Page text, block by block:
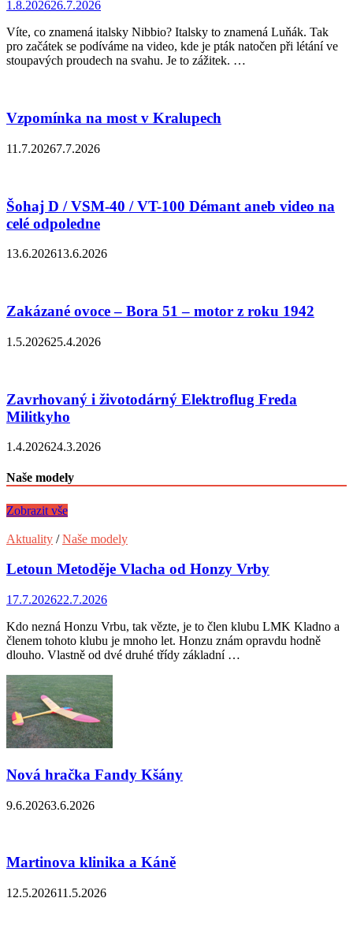
1.8.202626.7.2026
Víte, co znamená italsky Nibbio? Italsky to znamená Luňák. Tak
pro začátek se podíváme na video, kde je pták natočen při létání ve
stoupavých proudech na svahu. Je to zážitek. …
Vzpomínka na most v Kralupech
11.7.20267.7.2026
Šohaj D / VSM-40 / VT-100 Démant aneb video na
celé odpoledne
13.6.202613.6.2026
Zakázané ovoce – Bora 51 – motor z roku 1942
1.5.202625.4.2026
Zavrhovaný i životodárný Elektroflug Freda
Militkyho
1.4.202624.3.2026
Naše modely
Zobrazit vše
Aktuality /Naše modely
Letoun Metoděje Vlacha od Honzy Vrby
17.7.202622.7.2026
Kdo nezná Honzu Vrbu, tak vězte, je to člen klubu LMK Kladno a
členem tohoto klubu je mnoho let. Honzu znám opravdu hodně
dlouho. Vlastně od dvé druhé třídy základní …
Nová hračka Fandy Kšány
9.6.20263.6.2026
Martinova klinika a Káně
12.5.202611.5.2026